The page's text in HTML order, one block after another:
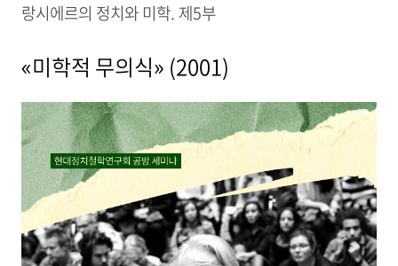
랑시에르의 정치와 미학. 제5부
«미학적 무의식» (2001)